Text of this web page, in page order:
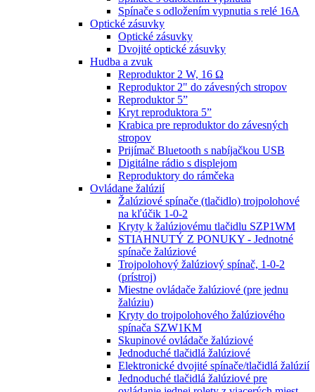
Spínače s odložením vypnutia s relé 16A
Optické zásuvky
Optické zásuvky
Dvojité optické zásuvky
Hudba a zvuk
Reproduktor 2 W, 16 Ω
Reproduktor 2" do závesných stropov
Reproduktor 5”
Kryt reproduktora 5”
Krabica pre reproduktor do závesných
stropov
Prijímač Bluetooth s nabíjačkou USB
Digitálne rádio s displejom
Reproduktory do rámčeka
Ovládane žalúzií
Žalúziové spínače (tlačidlo) trojpolohové
na kľúčik 1-0-2
Kryty k žalúziovému tlačidlu SZP1WM
STIAHNUTÝ Z PONUKY - Jednotné
spínače žalúziové
Trojpolohový žalúziový spínač, 1-0-2
(prístroj)
Miestne ovládače žalúziové (pre jednu
žalúziu)
Kryty do trojpolohového žalúziového
spínača SZW1KM
Skupinové ovládače žalúziové
Jednoduché tlačidlá žalúziové
Elektronické dvojité spínače/tlačidlá žalúzií
Jednoduché tlačidlá žalúziové pre